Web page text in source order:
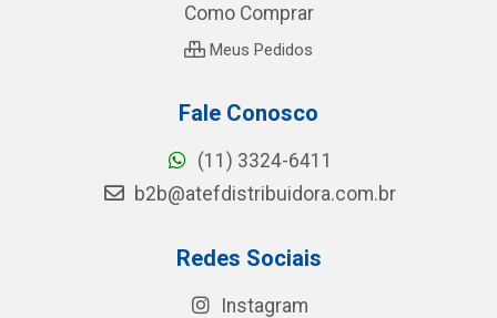
Como Comprar
Meus Pedidos
Fale Conosco
(11) 3324-6411
b2b@atefdistribuidora.com.br
Redes Sociais
Instagram